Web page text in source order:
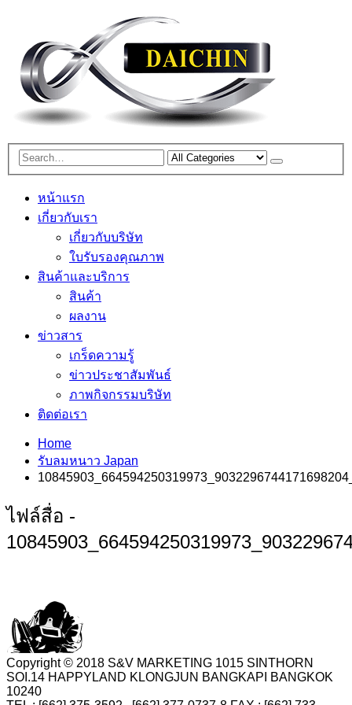
หน้าแรก
เกี่ยวกับเรา
เกี่ยวกับบริษัท
ใบรับรองคุณภาพ
สินค้าและบริการ
สินค้า
ผลงาน
ข่าวสาร
เกร็ดความรู้
ข่าวประชาสัมพันธ์
ภาพกิจกรรมบริษัท
ติดต่อเรา
Home
รับลมหนาว Japan
ไฟล์สื่อ -
Copyright © 2018 S&V MARKETING 1015 SINTHORN
SOI.14 HAPPYLAND KLONGJUN BANGKAPI BANGKOK
10240